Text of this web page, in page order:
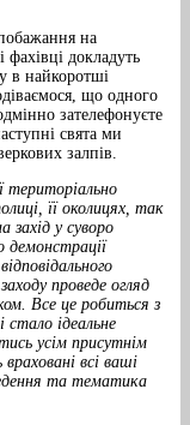
на
фахівці докладуть
в найкоротші
що одного
зателефонуєте
свята ми
залпів.
територіально
її околицях, так
захід у суворо
демонстрації
проведе огляд
Все це робиться з
ідеальне
усім присутнім
всі ваші
та тематика